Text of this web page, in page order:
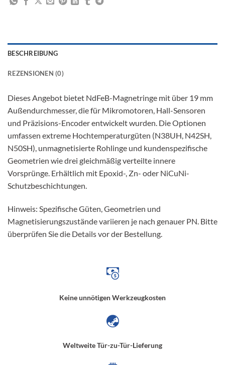
BESCHREIBUNG
REZENSIONEN (0)
Dieses Angebot bietet NdFeB-Magnetringe mit über 19 mm
Außendurchmesser, die für Mikromotoren, Hall-Sensoren
und Präzisions-Encoder entwickelt wurden. Die Optionen
umfassen extreme Hochtemperaturgüten (N38UH, N42SH,
N50SH), unmagnetisierte Rohlinge und kundenspezifische
Geometrien wie drei gleichmäßig verteilte innere
Vorsprünge. Erhältlich mit Epoxid-, Zn- oder NiCuNi-
Schutzbeschichtungen.
Hinweis: Spezifische Güten, Geometrien und
Magnetisierungszustände variieren je nach genauer PN. Bitte
überprüfen Sie die Details vor der Bestellung.
Keine unnötigen Werkzeugkosten
Weltweite Tür-zu-Tür-Lieferung